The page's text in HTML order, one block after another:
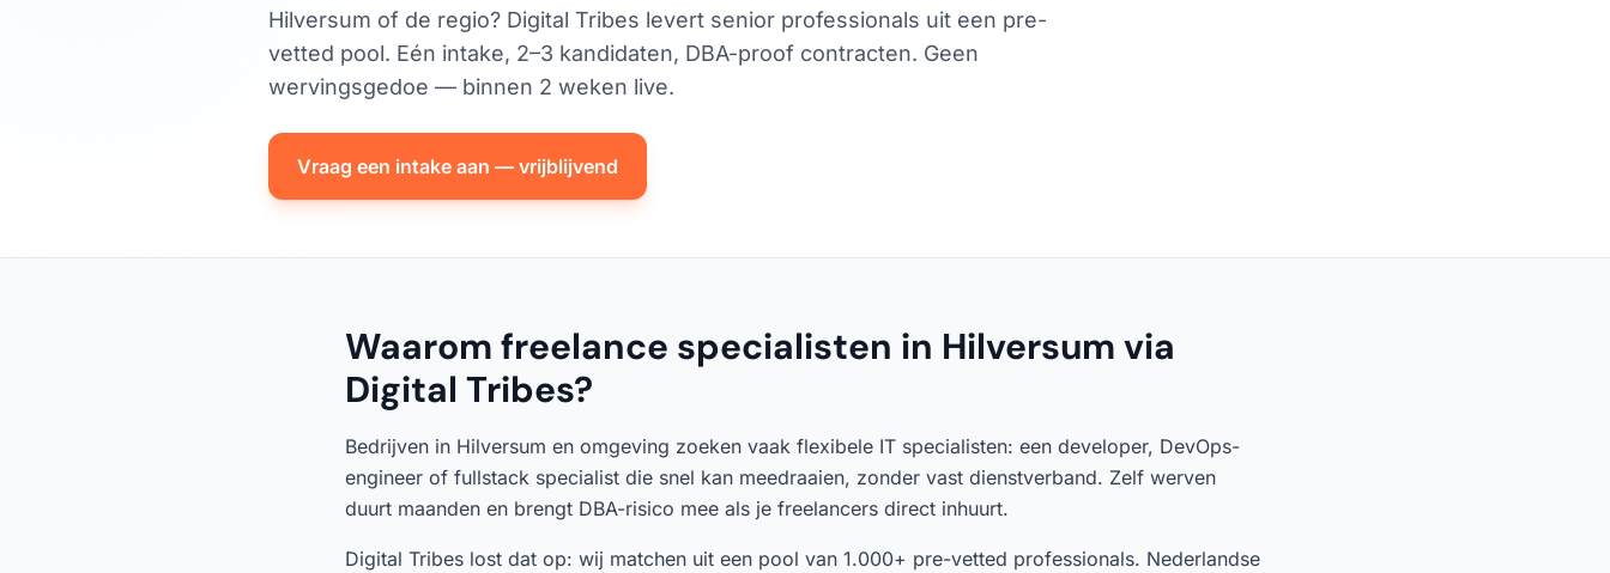
Hilversum of de regio? Digital Tribes levert senior professionals uit een pre-
vetted pool. Eén intake, 2–3 kandidaten, DBA-proof contracten. Geen
wervingsgedoe — binnen 2 weken live.
Vraag een intake aan — vrijblijvend
Waarom freelance specialisten in Hilversum via
Digital Tribes?
Bedrijven in Hilversum en omgeving zoeken vaak flexibele IT specialisten: een developer, DevOps-
engineer of fullstack specialist die snel kan meedraaien, zonder vast dienstverband. Zelf werven
duurt maanden en brengt DBA-risico mee als je freelancers direct inhuurt.
Digital Tribes lost dat op: wij matchen uit een pool van 1.000+ pre-vetted professionals. Nederlandse